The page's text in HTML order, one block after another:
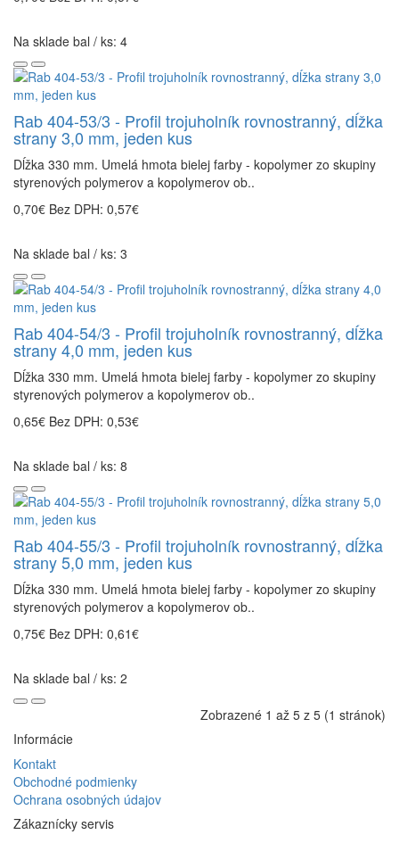
Na sklade bal / ks: 4
Rab 404-53/3 - Profil trojuholník rovnostranný, dĺžka
strany 3,0 mm, jeden kus
Dĺžka 330 mm. Umelá hmota bielej farby - kopolymer zo skupiny
styrenových polymerov a kopolymerov ob..
0,70€ Bez DPH: 0,57€
Na sklade bal / ks: 3
Rab 404-54/3 - Profil trojuholník rovnostranný, dĺžka
strany 4,0 mm, jeden kus
Dĺžka 330 mm. Umelá hmota bielej farby - kopolymer zo skupiny
styrenových polymerov a kopolymerov ob..
0,65€ Bez DPH: 0,53€
Na sklade bal / ks: 8
Rab 404-55/3 - Profil trojuholník rovnostranný, dĺžka
strany 5,0 mm, jeden kus
Dĺžka 330 mm. Umelá hmota bielej farby - kopolymer zo skupiny
styrenových polymerov a kopolymerov ob..
0,75€ Bez DPH: 0,61€
Na sklade bal / ks: 2
Zobrazené 1 až 5 z 5 (1 stránok)
Informácie
Kontakt
Obchodné podmienky
Ochrana osobných údajov
Zákaznícky servis